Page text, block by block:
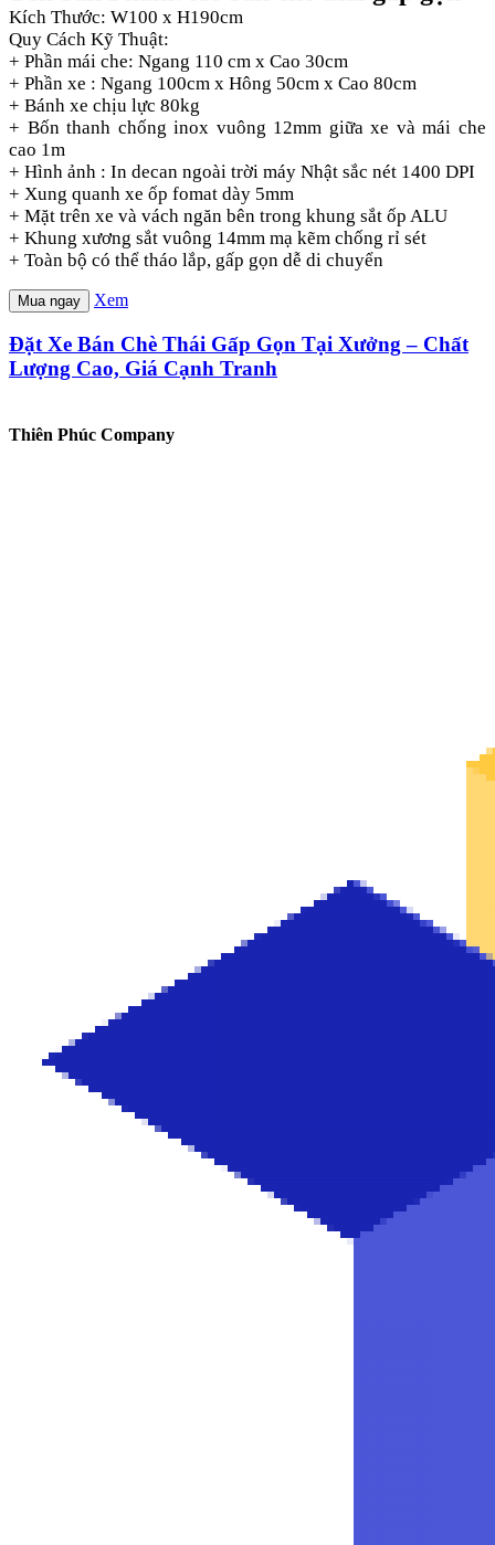
Kích Thước: W100 x H190cm
Quy Cách Kỹ Thuật:
+ Phần mái che: Ngang 110 cm x Cao 30cm
+ Phần xe : Ngang 100cm x Hông 50cm x Cao 80cm
+ Bánh xe chịu lực 80kg
+ Bốn thanh chống inox vuông 12mm giữa xe và mái che
cao 1m
+ Hình ảnh : In decan ngoài trời máy Nhật sắc nét 1400 DPI
+ Xung quanh xe ốp fomat dày 5mm
+ Mặt trên xe và vách ngăn bên trong khung sắt ốp ALU
+ Khung xương sắt vuông 14mm mạ kẽm chống rỉ sét
+ Toàn bộ có thể tháo lắp, gấp gọn dễ di chuyển
Mua ngay Xem
Đặt Xe Bán Chè Thái Gấp Gọn Tại Xưởng – Chất
Lượng Cao, Giá Cạnh Tranh
Thiên Phúc Company